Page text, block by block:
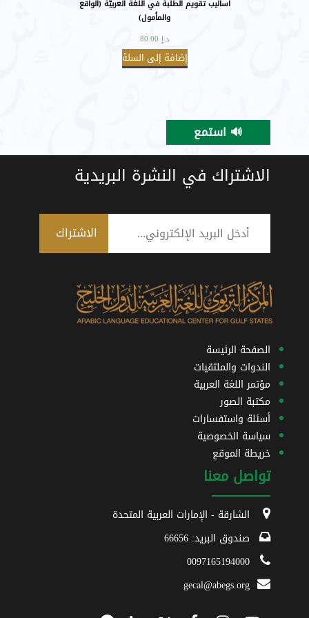
أساليب تقويم الطلبة في اللُّغة العربيَّة (الواقع
والمأمول)
د.إ
إضافة إلى السلة
🔊 استمع
الاشتراك في النشرة البريدية
تواصل معنا
الشارقة - الإمارات العربية المتحدة
صندوق البريد: 66656
0097165194000
gecal@abegs.org
الصفحة الرئيسة
الندوات والملتقيات
مؤتمر اللغة العربية
مكتبة الصور
أسئلة واستفسارات
سياسة الخصوصية
خريطة الموقع